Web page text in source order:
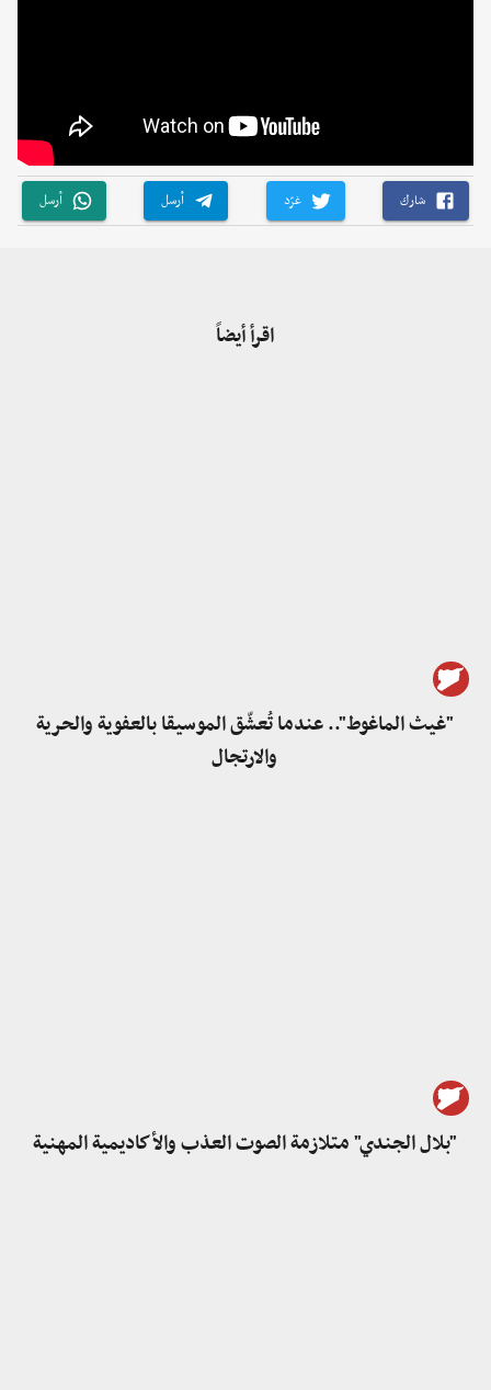
شارك غرّد أرسل أرسل
اقرأ أيضاً
"غيث الماغوط".. عندما تُعشّق الموسيقا بالعفوية والحرية
والارتجال
"بلال الجندي" متلازمة الصوت العذب والأكاديمية المهنية